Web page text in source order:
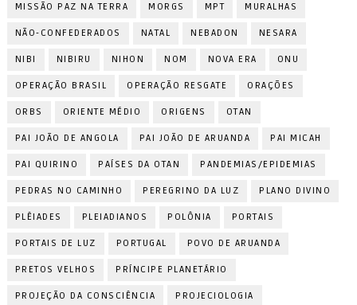
MISSÃO PAZ NA TERRA MORGS MPT MURALHAS
NÃO-CONFEDERADOS NATAL NEBADON NESARA
NIBI NIBIRU NIHON NOM NOVA ERA ONU
OPERAÇÃO BRASIL OPERAÇÃO RESGATE ORAÇÕES
ORBS ORIENTE MÉDIO ORIGENS OTAN
PAI JOÃO DE ANGOLA PAI JOÃO DE ARUANDA PAI MICAH
PAI QUIRINO PAÍSES DA OTAN PANDEMIAS/EPIDEMIAS
PEDRAS NO CAMINHO PEREGRINO DA LUZ PLANO DIVINO
PLÊIADES PLEIADIANOS POLÔNIA PORTAIS
PORTAIS DE LUZ PORTUGAL POVO DE ARUANDA
PRETOS VELHOS PRÍNCIPE PLANETÁRIO
PROJEÇÃO DA CONSCIÊNCIA PROJECIOLOGIA